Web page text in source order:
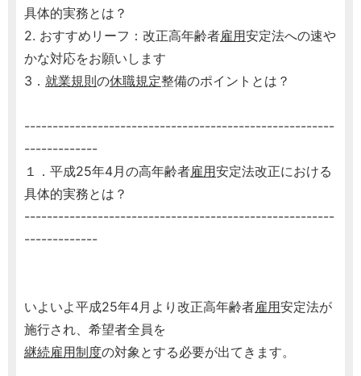
具体的実務とは？
2. おすすめリーフ：改正高年齢者雇用安定法への速や
かな対応をお願いします
3． 就業規則の休職規定整備のポイントとは？
-------------------------------------------------------
-------------
１．平成25年4月の高年齢者雇用安定法改正における
具体的実務とは？
-------------------------------------------------------
-------------
いよいよ平成25年4月より改正高年齢者雇用安定法が
施行され、希望者全員を
継続雇用制度の対象とする必要が出てきます。